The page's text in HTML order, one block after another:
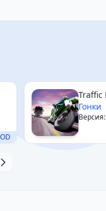
Traffic
Гонки